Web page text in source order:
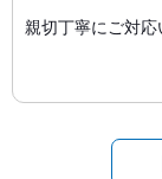
親切丁寧にご対応